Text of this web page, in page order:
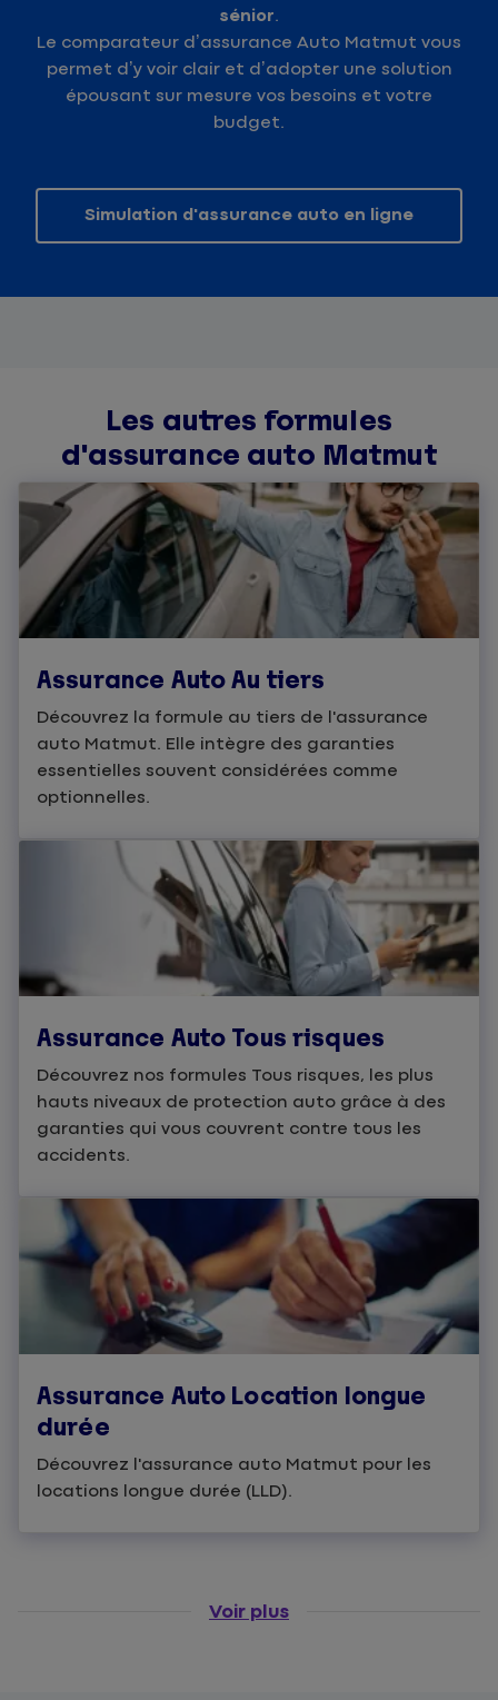
sénior.
Le comparateur d’assurance Auto Matmut vous
permet d’y voir clair et d’adopter une solution
épousant sur mesure vos besoins et votre
budget.
Simulation d'assurance auto en ligne
Les autres formules
d'assurance auto Matmut
Assurance Auto Au tiers
Découvrez la formule au tiers de l'assurance
auto Matmut. Elle intègre des garanties
essentielles souvent considérées comme
optionnelles.
Assurance Auto Tous risques
Découvrez nos formules Tous risques, les plus
hauts niveaux de protection auto grâce à des
garanties qui vous couvrent contre tous les
accidents.
Assurance Auto Location longue
durée
Découvrez l'assurance auto Matmut pour les
locations longue durée (LLD).
Voir plus